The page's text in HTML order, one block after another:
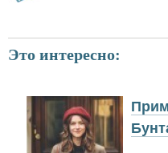
Это интересно: